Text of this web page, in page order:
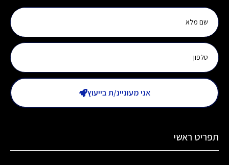
אני מעוניינ/ת בייעוץ
תפריט ראשי